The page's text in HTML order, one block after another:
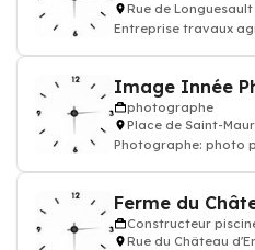
Rue de Longuesault
Entreprise travaux
Image Innée
photographe
Place de Saint-Maur
Photographe: photo
Ferme du
Constructeur
Rue du Château